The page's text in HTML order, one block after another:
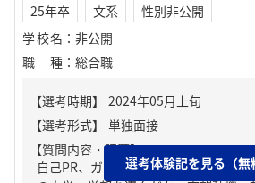
25年卒 文系
性別非公開
学校名 ： 非公開
職種 ： 総合職
【質問内容・課題】
自己PR、ガクチカ（学生時代に力を
選考体験記を見る（無